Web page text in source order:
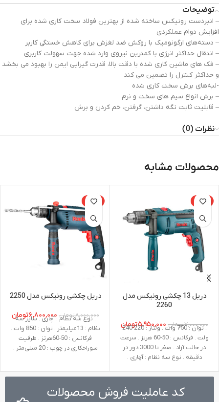
توضیحات
– انبردست رونیکس ساخته شده از بهترین فولاد سخت کاری شده برای
افزایش دوام عملکردی
– دسته‌های ارگونومیک با روکش ضد لغزش برای کاهش خستگی کاربر
– انتقال حداکثر انرژی با کمترین نیروی وارد شده جهت سهولت کاربری
– فک های ماشین کاری شده با دقت بالا، قدرت گیرایی ایمن را بهبود می بخشد
و حداکثر کنترل را تضمین می کند
-لبه‌های برش سخت کاری شده
– برش انواع سیم های سخت و نرم
– قابلیت ثابت نگه داشتن، گرفتن، خم کردن و برش
نظرات (0)
محصولات مشابه
-15%
دریل 13 چکشی رونیکس مدل
2260
۷,۰۰۰,۰۰۰تومان ۵,۹۵۰,۰۰۰تومان
. توان : 750 وات . ولتاژ : 220-240
ولت . فرکانس : 50-60 هرتز . سرعت
در حالت آزاد : صفر تا 3000 دور در
دقیقه . نوع سه نظام : آچاری .
‌متر . ظرفیت سوراخکاری در فلز : 13
میلی ‌متر . ظرفیت سوراخکاری در بتن
: 13 میلی ‌متر . وزن : 2 کیلوگرم .
-15%
دریل چکشی رونیکس مدل 2250
۸,۰۰۰,۰۰۰تومان ۶,۸۰۰,۰۰۰تومان
. نوع سه نظام : آچاری . سایز سه
نظام : 13میلیمتر . توان : 850 وات .
فرکانس : 50-60هرتز . ظرفیت
سوراخکاری در چوب : 20 میلی‌متر .
کد عاملیت فروش محصولات